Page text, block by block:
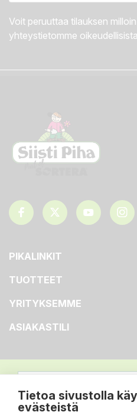
Tietoa sivustolla
evästeistä
Voit peruuttaa tilauksen
yhteystietomme
PIKALINKIT
TUOTTEET
YRITYKSEMME
ASIAKASTILI